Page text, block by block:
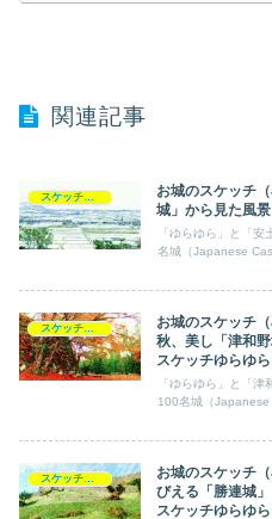
関連記事
スケッチ【フォトスケッチ】ゆらゆら
お城のスケッチ
城」から見た風
「ゆらゆら」と「
名城（Japanese
お城のスケッチ
秋、美し「津和
スケッチゆらゆら
「ゆらゆら」と「
100名城（Japanese
お城のスケッチ
びえる「勝連城
スケッチゆらゆら